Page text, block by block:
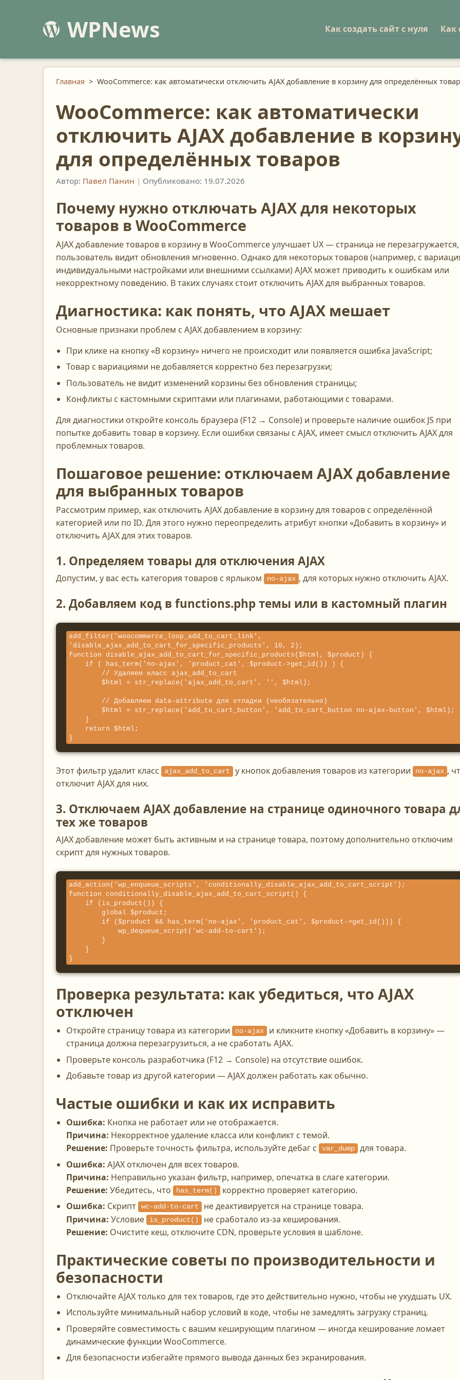
WPNews Как создать сайт с нуля Как
Главная > WooCommerce: как автоматически отключить AJAX добавление в корзину для определённых
WooCommerce: как автоматически
отключить AJAX добавление в
для определённых товаров
Автор: Павел Панин | Опубликовано: 19.07.2026
Почему нужно отключать AJAX для некоторых
товаров в WooCommerce
AJAX добавление товаров в корзину в WooCommerce улучшает UX — страница не перезагружается,
пользователь видит обновления мгновенно. Однако для некоторых товаров (например, с
индивидуальными настройками или внешними ссылками) AJAX может приводить к ошибкам или
некорректному поведению. В таких случаях стоит отключить AJAX для выбранных товаров.
Диагностика: как понять, что AJAX мешает
Основные признаки проблем с AJAX добавлением в корзину:
При клике на кнопку «В корзину» ничего не происходит или появляется ошибка JavaScript;
Товар с вариациями не добавляется корректно без перезагрузки;
Пользователь не видит изменений корзины без обновления страницы;
Конфликты с кастомными скриптами или плагинами, работающими с товарами.
Для диагностики откройте консоль браузера (F12 → Console) и проверьте наличие ошибок JS при
попытке добавить товар в корзину. Если ошибки связаны с AJAX, имеет смысл отключить AJAX для
проблемных товаров.
Пошаговое решение: отключаем AJAX добавление
для выбранных товаров
Рассмотрим пример, как отключить AJAX добавление в корзину для товаров с определённой
категорией или по ID. Для этого нужно переопределить атрибут кнопки «Добавить в корзину» и
отключить AJAX для этих товаров.
1. Определяем товары для отключения AJAX
Допустим, у вас есть категория товаров с ярлыком no-ajax , для которых нужно отключить AJAX.
2. Добавляем код в functions.php темы или в кастомный плагин
add_filter('woocommerce_loop_add_to_cart_link',
'disable_ajax_add_to_cart_for_specific_products', 10, 2);
function disable_ajax_add_to_cart_for_specific_products($html, $product) {
        $html = str_replace('ajax_add_to_cart', '', $html);
        $html = str_replace('add_to_cart_button', 'add_to_cart_button no-ajax-button', $html);
}
Этот фильтр удалит класс ajax_add_to_cart у кнопок добавления товаров из категории no-ajax ,
отключит AJAX для них.
3. Отключаем AJAX добавление на странице одиночного товара
тех же товаров
AJAX добавление может быть активным и на странице товара, поэтому дополнительно отключим
скрипт для нужных товаров.
add_action('wp_enqueue_scripts', 'conditionally_disable_ajax_add_to_cart_script');
function conditionally_disable_ajax_add_to_cart_script() {
            wp_dequeue_script('wc-add-to-cart');
}
Проверка результата: как убедиться, что AJAX
отключен
Откройте страницу товара из категории no-ajax и кликните кнопку «Добавить в корзину» —
страница должна перезагрузиться, а не сработать AJAX.
Проверьте консоль разработчика (F12 → Console) на отсутствие ошибок.
Добавьте товар из другой категории — AJAX должен работать как обычно.
Частые ошибки и как их исправить
Ошибка: Кнопка не работает или не отображается.
Причина: Некорректное удаление класса или конфликт с темой.
Решение: Проверьте точность фильтра, используйте дебаг с var_dump для товара.
Ошибка: AJAX отключен для всех товаров.
Причина: Неправильно указан фильтр, например, опечатка в слаге категории.
Решение: Убедитесь, что has_term() корректно проверяет категорию.
Ошибка: Скрипт wc-add-to-cart не деактивируется на странице товара.
Причина: Условие is_product() не сработало из-за кеширования.
Решение: Очистите кеш, отключите CDN, проверьте условия в шаблоне.
Практические советы по производительности и
безопасности
Отключайте AJAX только для тех товаров, где это действительно нужно, чтобы не ухудшать UX.
Используйте минимальный набор условий в коде, чтобы не замедлять загрузку страниц.
Проверяйте совместимость с вашим кеширующим плагином — иногда кеширование ломает
динамические функции WooCommerce.
Для безопасности избегайте прямого вывода данных без экранирования.